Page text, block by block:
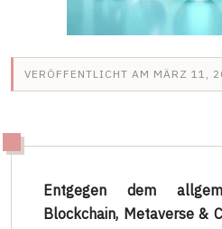
VERÖFFENTLICHT AM MÄRZ 11,
Entgegen dem
Blockchain, Metaverse &